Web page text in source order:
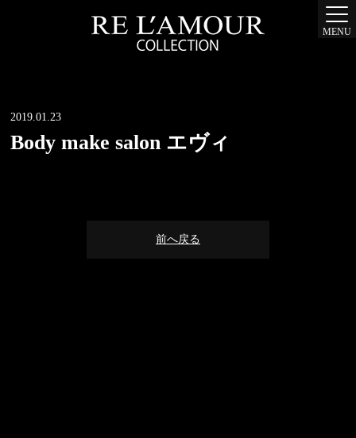
MENU
2019.01.23
Body make salon エヴィ
前へ戻る